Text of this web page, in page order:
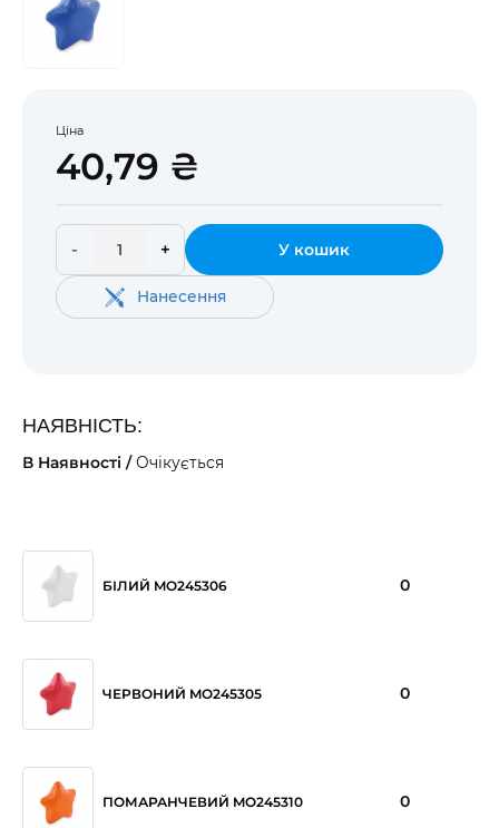
Ціна
40,79 ₴
- + У кошик
Нанесення
НАЯВНІСТЬ:
В Наявності /Очікується
БІЛИЙ MO245306 0
ЧЕРВОНИЙ MO245305 0
ПОМАРАНЧЕВИЙ MO245310 0